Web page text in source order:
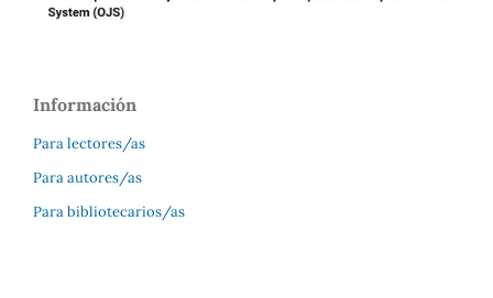
Información
Para lectores/as
Para autores/as
Para bibliotecarios/as